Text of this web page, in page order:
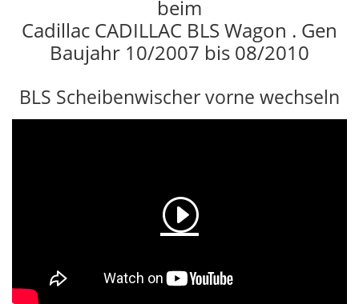
beim
Cadillac CADILLAC BLS Wagon . Gen
Baujahr 10/2007 bis 08/2010
BLS Scheibenwischer vorne wechseln